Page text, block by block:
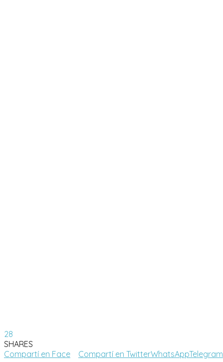
28
SHARES
Compartí en Face
Compartí en TwitterWhatsAppTelegram